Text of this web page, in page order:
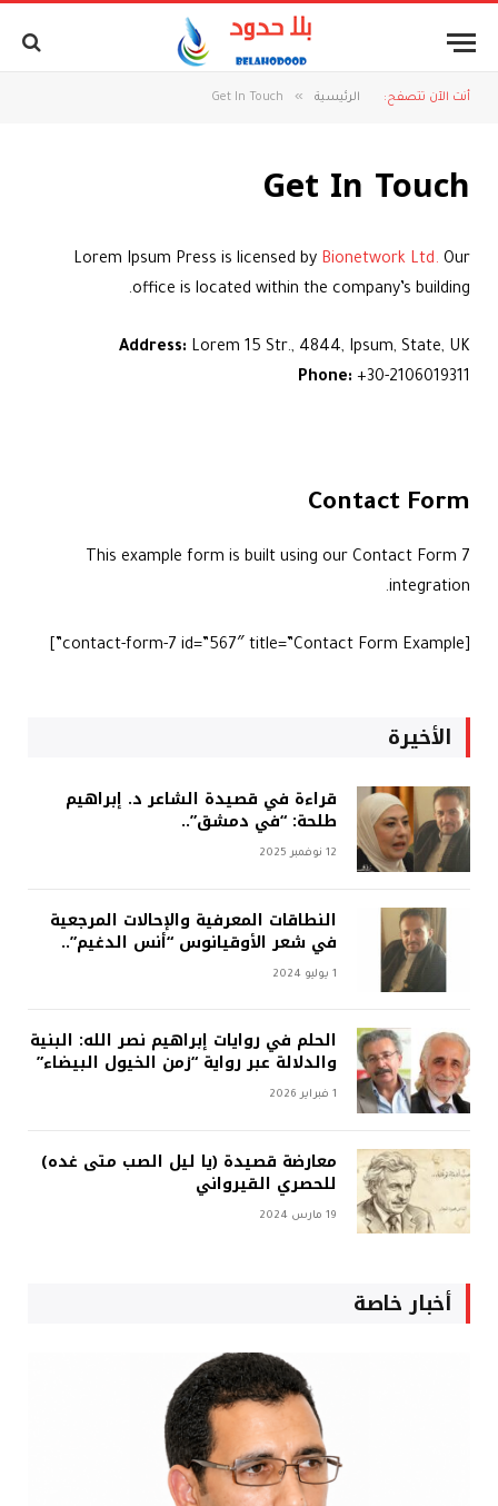
أنت الآن تتصفح: الرئيسية »
Get In Touch
Get In Touch
Lorem Ipsum Press is licensed by Bionetwork Ltd. Our
office is located within the company’s building.
Address: Lorem 15 Str., 4844, Ipsum, State, UK
Phone: +30-2106019311
Contact Form
This example form is built using our Contact Form 7
integration.
[contact-form-7 id=”567″ title=”Contact Form Example”]
الأخيرة
قراءة في قصيدة الشاعر د. إبراهيم
طلحة: “في دمشق”..
12 نوفمبر 2025
النطاقات المعرفية والإحالات المرجعية
في شعر الأوقيانوس “أنس الدغيم”..
1 يوليو 2024
الحلم في روايات إبراهيم نصر الله: البنية
والدلالة عبر رواية “زمن الخيول البيضاء”
1 فبراير 2026
معارضة قصيدة (يا ليل الصب متى غده)
للحصري القيرواني
19 مارس 2024
أخبار خاصة